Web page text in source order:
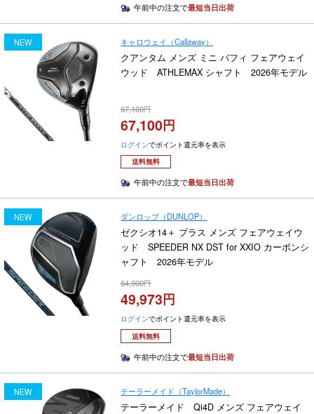
午前中の注文で最短当日出荷
NEW キャロウェイ（Callaway）
クアンタム メンズ ミニ バフィ フェアウェイ
ウッド ATHLEMAX シャフト 2026年モデル
67,100
67,100
ログインでポイント還元率を表示
送料無料
午前中の注文で最短当日出荷
NEW ダンロップ（DUNLOP）
ゼクシオ14＋ プラス メンズ フェアウェイウ
ッド SPEEDER NX DST for XXIO カーボンシ
ャフト 2026年モデル
64,900
49,973
ログインでポイント還元率を表示
送料無料
午前中の注文で最短当日出荷
NEW テーラーメイド（TaylorMade）
テーラーメイド Qi4D メンズ フェアウェイ